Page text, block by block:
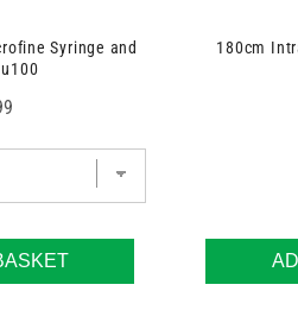
Syringe and
180cm